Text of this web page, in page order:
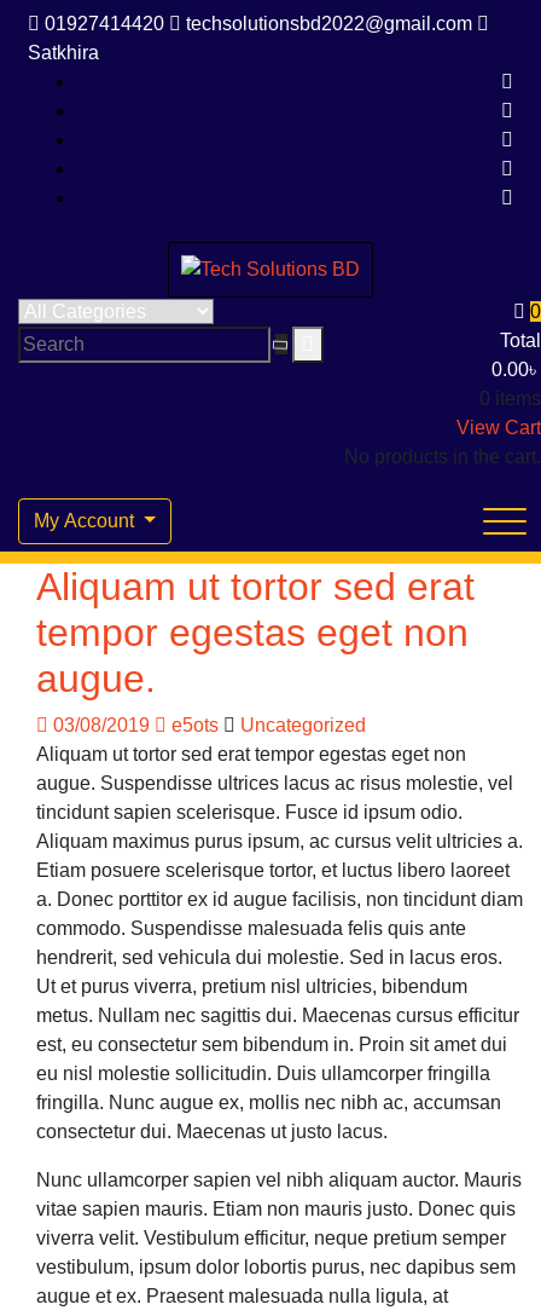
Skip
01927414420
techsolutionsbd2022@gmail.com
Satkhira
Tech Solutions BD
Your Trusted IT partner
0
Total
0.00৳
0 items
View Cart
No products in the cart.
My Account
Aliquam ut tortor sed erat
tempor egestas eget non
augue.
03/08/2019 e5ots
Uncategorized
Aliquam ut tortor sed erat tempor egestas eget non
augue. Suspendisse ultrices lacus ac risus molestie, vel
tincidunt sapien scelerisque. Fusce id ipsum odio.
Aliquam maximus purus ipsum, ac cursus velit ultricies a.
Etiam posuere scelerisque tortor, et luctus libero laoreet
a. Donec porttitor ex id augue facilisis, non tincidunt diam
commodo. Suspendisse malesuada felis quis ante
hendrerit, sed vehicula dui molestie. Sed in lacus eros.
Ut et purus viverra, pretium nisl ultricies, bibendum
metus. Nullam nec sagittis dui. Maecenas cursus efficitur
est, eu consectetur sem bibendum in. Proin sit amet dui
eu nisl molestie sollicitudin. Duis ullamcorper fringilla
fringilla. Nunc augue ex, mollis nec nibh ac, accumsan
consectetur dui. Maecenas ut justo lacus.
Nunc ullamcorper sapien vel nibh aliquam auctor. Mauris
vitae sapien mauris. Etiam non mauris justo. Donec quis
viverra velit. Vestibulum efficitur, neque pretium semper
vestibulum, ipsum dolor lobortis purus, nec dapibus sem
augue et ex. Praesent malesuada nulla ligula, at